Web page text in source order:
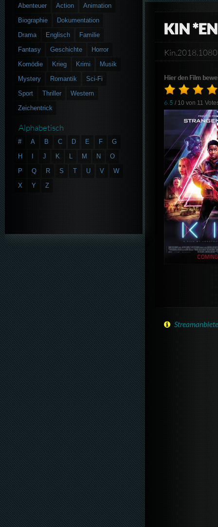
KIN
Hier den Film
6.5 / 10 von 11
Abenteuer Action
Animation
Biographie
Dokumentation
Drama
Englisch
Familie
Fantasy
Geschichte
Horror
Komödie
Krieg Krimi
Musik
Mystery
Romantik
Sci-Fi
Sport
Thriller
Western
Zeichentrick
Alphabetisch
# A B C D E F
G
H
J K L M N
O
P
Q R S T U V
W
X
Y Z